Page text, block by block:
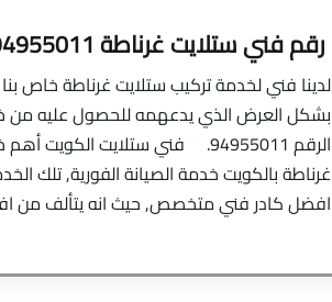
رقم فني ستلايت غرناطة 94955011
لدينا فني لخدمة تركيب ستلايت غرناطة خاص
بشكل العرض الذي يدعهمه للحصول عليه من
الرقم 94955011. فني ستلايت
غرناطة بالكويت خدمة الصيانة الفورية, تلك
افضل كادر فني متخصص, حيث انه يتألف من